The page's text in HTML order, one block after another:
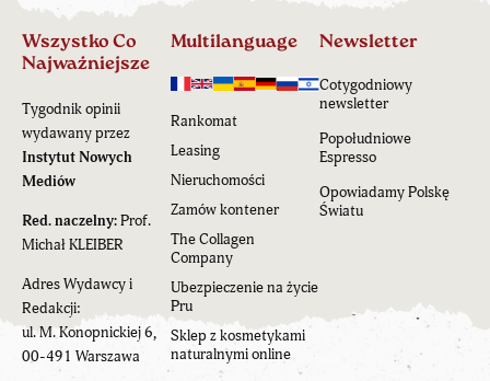
Wszystko Co
Najważniejsze
Tygodnik opinii
wydawany przez
Instytut Nowych
Mediów
Red. naczelny:Prof.
Michał KLEIBER
Adres Wydawcy i
Redakcji:
ul. M. Konopnickiej 6,
00-491 Warszawa
Multilanguage
Rankomat
Leasing
Nieruchomości
Zamów kontener
The Collagen
Company
Ubezpieczenie na życie
Pru
Sklep z kosmetykami
naturalnymi online
Newsletter
Cotygodniowy
newsletter
Popołudniowe
Espresso
Opowiadamy Polskę
Światu